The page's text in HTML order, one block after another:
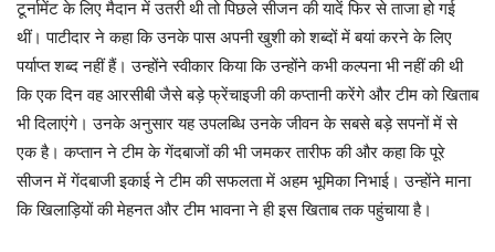
टूर्नामेंट के लिए मैदान में उतरी थी तो पिछले सीजन की यादें फिर से ताजा हो गई
थीं। पाटीदार ने कहा कि उनके पास अपनी खुशी को शब्दों में बयां करने के लिए
पर्याप्त शब्द नहीं हैं। उन्होंने स्वीकार किया कि उन्होंने कभी कल्पना भी नहीं की थी
कि एक दिन वह आरसीबी जैसे बड़े फ्रेंचाइजी की कप्तानी करेंगे और टीम को खिताब
भी दिलाएंगे। उनके अनुसार यह उपलब्धि उनके जीवन के सबसे बड़े सपनों में से
एक है। कप्तान ने टीम के गेंदबाजों की भी जमकर तारीफ की और कहा कि पूरे
सीजन में गेंदबाजी इकाई ने टीम की सफलता में अहम भूमिका निभाई। उन्होंने माना
कि खिलाड़ियों की मेहनत और टीम भावना ने ही इस खिताब तक पहुंचाया है।